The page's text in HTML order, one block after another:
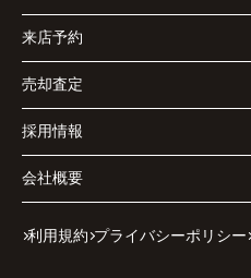
来店予約
売却査定
採用情報
会社概要
利用規約 プライバシーポリシー